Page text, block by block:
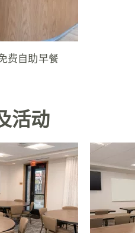
费自助早餐
活动